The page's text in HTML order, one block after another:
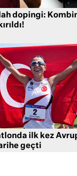
dopingi:
ilk kez
geçti